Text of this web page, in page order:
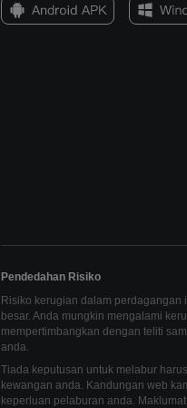
Pendedahan Risiko
Risiko kerugian dalam perdagangan
besar. Anda mungkin mengalami
mempertimbangkan dengan teliti
anda.
Tiada keputusan untuk melabur
kewangan anda. Kandungan web
keperluan pelaburan anda.